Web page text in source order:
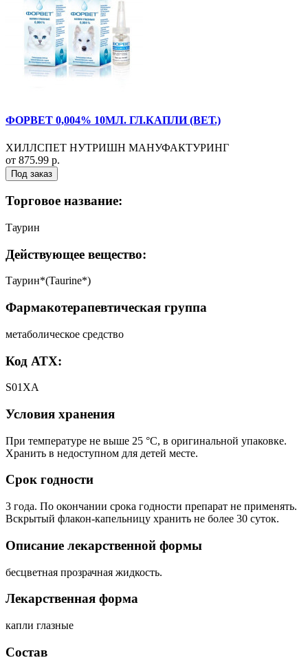
ФОРВЕТ 0,004% 10МЛ. ГЛ.КАПЛИ (ВЕТ.)
ХИЛЛСПЕТ НУТРИШН МАНУФАКТУРИНГ
от 875.99 р.
Под заказ
Торговое название:
Таурин
Действующее вещество:
Таурин*(Taurine*)
Фармакотерапевтическая группа
метаболическое средство
Код АТХ:
S01ХА
Условия хранения
При температуре не выше 25 °C, в оригинальной упаковке.
Хранить в недоступном для детей месте.
Срок годности
3 года. По окончании срока годности препарат не применять.
Вскрытый флакон-капельницу хранить не более 30 суток.
Описание лекарственной формы
бесцветная прозрачная жидкость.
Лекарственная форма
капли глазные
Состав